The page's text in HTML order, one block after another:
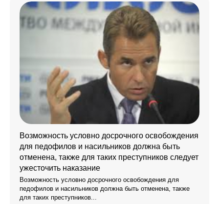
Возможность условно досрочного освобождения
для педофилов и насильников должна быть
отменена, также для таких преступников следует
ужесточить наказание
Возможность условно досрочного освобождения для
педофилов и насильников должна быть отменена, также
для таких преступников...